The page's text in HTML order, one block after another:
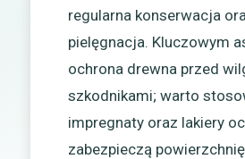
regularna konserwacja
pielęgnacja. Kluczowym
ochrona drewna przed
szkodnikami; warto
impregnaty oraz lakiery
zabezpieczą